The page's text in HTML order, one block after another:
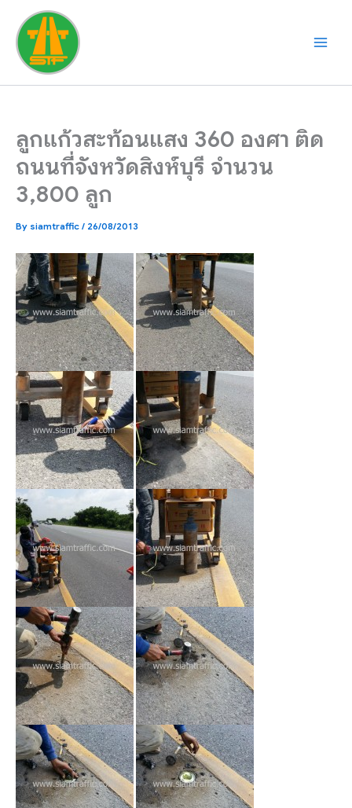
content
ลูกแก้วสะท้อนแสง 360 องศา ติด
ถนนที่จังหวัดสิงห์บุรี จำนวน
3,800 ลูก
By siamtraffic / 26/08/2013